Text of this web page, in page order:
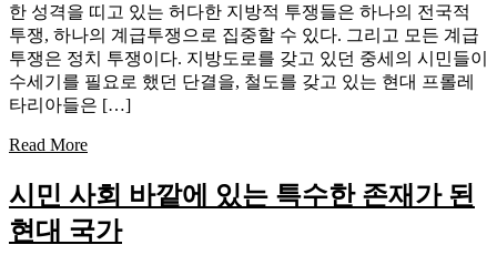
한 성격을 띠고 있는 허다한 지방적 투쟁들은 하나의 전국적
투쟁, 하나의 계급투쟁으로 집중할 수 있다. 그리고 모든 계급
투쟁은 정치 투쟁이다. 지방도로를 갖고 있던 중세의 시민들이
수세기를 필요로 했던 단결을, 철도를 갖고 있는 현대 프롤레
타리아들은 […]
Read More
시민 사회 바깥에 있는 특수한 존재가 된
현대 국가